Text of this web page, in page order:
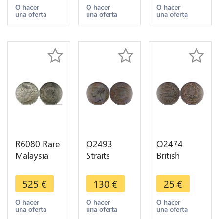
Victoria
1897 ->
O hacer
una oferta
Victoria
1889 ->
O hacer
una oferta
Victoria
1890 H
Silver
O hacer
una oferta
R6080 Rare
Malaysia
Settlements
10 Cents
Victoria
1877 Silver
525 €
O hacer
una oferta
O2493
Straits
1 cent
Victoria
1845 XF !! -
>Make
130 €
O hacer
una oferta
O2474
British
Borneo 1
Cent 1886
H ->Make
offer
25 €
O hacer
una oferta